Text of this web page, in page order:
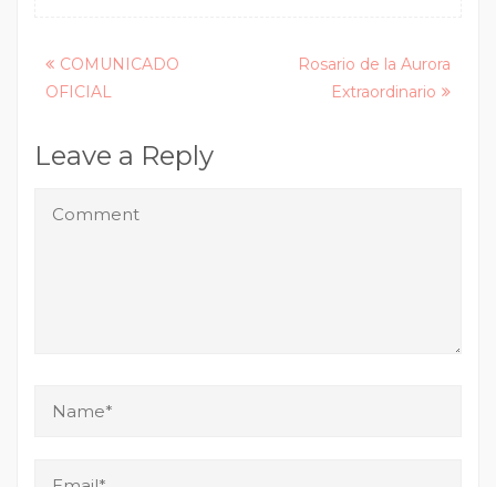
Posts
navigation
COMUNICADO
OFICIAL
Rosario de la Aurora
Extraordinario
Leave a Reply